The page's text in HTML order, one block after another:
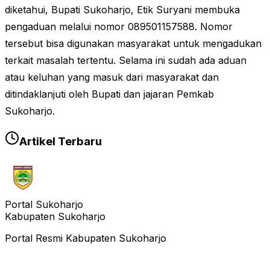
diketahui, Bupati Sukoharjo, Etik Suryani membuka
pengaduan melalui nomor 089501157588. Nomor
tersebut bisa digunakan masyarakat untuk mengadukan
terkait masalah tertentu. Selama ini sudah ada aduan
atau keluhan yang masuk dari masyarakat dan
ditindaklanjuti oleh Bupati dan jajaran Pemkab
Sukoharjo.
Artikel Terbaru
Portal Sukoharjo
Kabupaten Sukoharjo
Portal Resmi Kabupaten Sukoharjo